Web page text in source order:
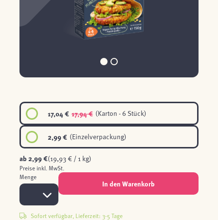
17,04 € 17,94 € (Karton - 6 Stück)
2,99 € (Einzelverpackung)
ab 2,99 €(19,93 € / 1 kg)
Preise inkl. MwSt.
Menge
In den Warenkorb
Sofort verfügbar, Lieferzeit: 3-5 Tage